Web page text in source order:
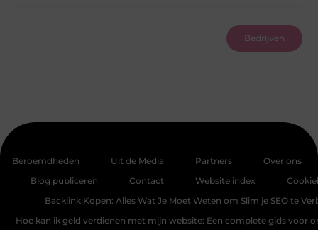
Bedrijven
Beroemdheden Uit de Media Partners
Over ons
Blog publiceren
Contact Website index
Backlink Kopen: Alles Wat Je Moet Weten om Slim je SEO te
Hoe kan ik geld verdienen met mijn website: Een complete gids voor